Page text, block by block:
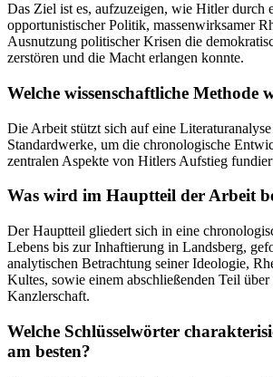
Das Ziel ist es, aufzuzeigen, wie Hitler durch
opportunistischer Politik, massenwirksamer
Ausnutzung politischer Krisen die
zerstören und die Macht erlangen konnte.
Welche wissenschaftliche Methode
Die Arbeit stützt sich auf eine
Standardwerke, um die chronologische
zentralen Aspekte von Hitlers Aufstieg
Was wird im Hauptteil der Arbeit
Der Hauptteil gliedert sich in eine
Lebens bis zur Inhaftierung in Landsberg,
analytischen Betrachtung seiner Ideologie,
Kultes, sowie einem abschließenden Teil
Kanzlerschaft.
Welche Schlüsselwörter
am besten?